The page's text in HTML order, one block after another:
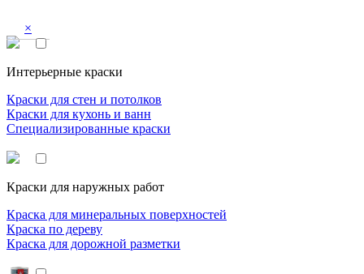
×
Интерьерные краски
Краски для стен и потолков
Краски для кухонь и ванн
Специализированные краски
Краски для наружных работ
Краска для минеральных поверхностей
Краска по дереву
Краска для дорожной разметки